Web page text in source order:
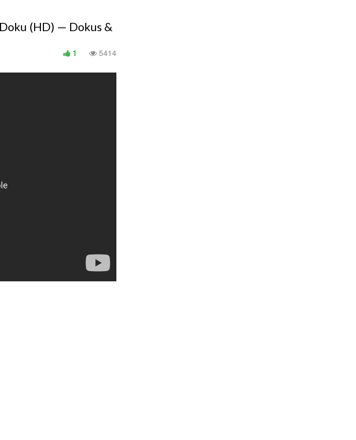
(HD) — Dokus &
5414
1